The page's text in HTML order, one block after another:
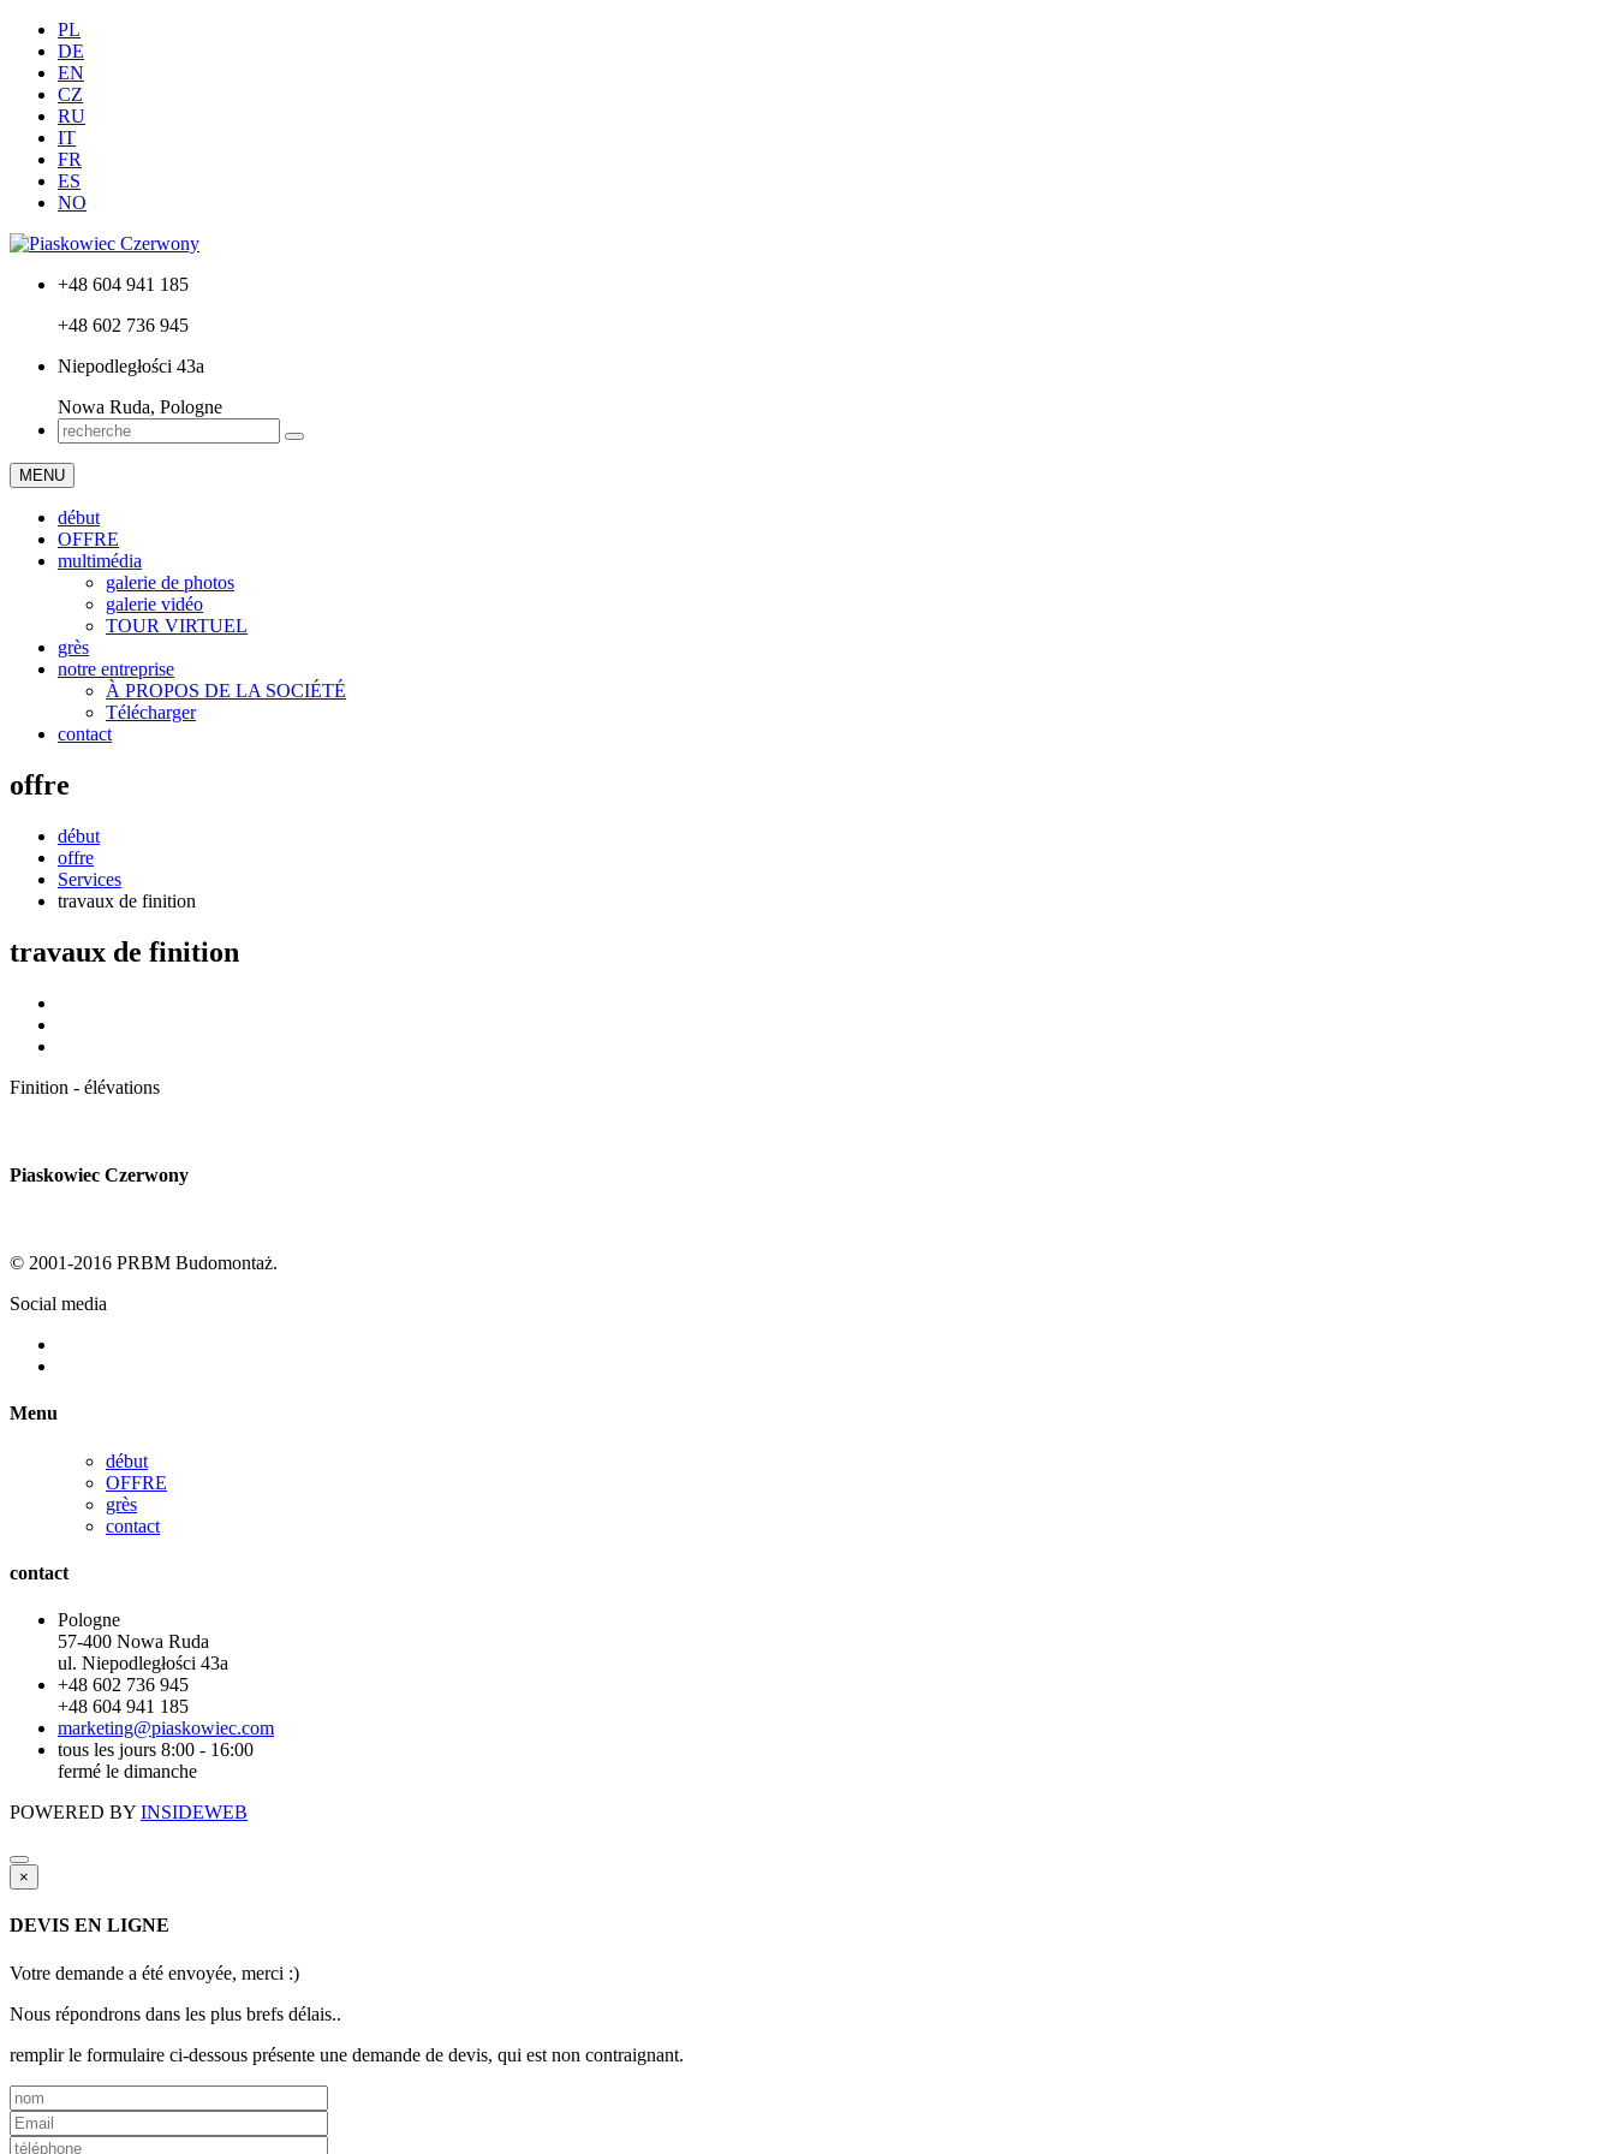
PL
DE
EN
CZ
RU
IT
FR
ES
NO
+48 604 941 185
+48 602 736 945
Niepodległości 43a
Nowa Ruda, Pologne
MENU
début
OFFRE
multimédia
galerie de photos
galerie vidéo
TOUR VIRTUEL
grès
notre entreprise
À PROPOS DE LA SOCIÉTÉ
Télécharger
contact
offre
début
offre
Services
travaux de finition
travaux de finition
Finition - élévations
Piaskowiec Czerwony
© 2001-2016 PRBM Budomontaż.
Social media
Menu
début
OFFRE
grès
contact
contact
Pologne
57-400 Nowa Ruda
ul. Niepodległości 43a
+48 602 736 945
+48 604 941 185
marketing@piaskowiec.com
tous les jours 8:00 - 16:00
fermé le dimanche
POWERED BY INSIDEWEB
×
DEVIS EN LIGNE
Votre demande a été envoyée, merci :)
Nous répondrons dans les plus brefs délais..
remplir le formulaire ci-dessous présente une demande de devis, qui est non contraignant.